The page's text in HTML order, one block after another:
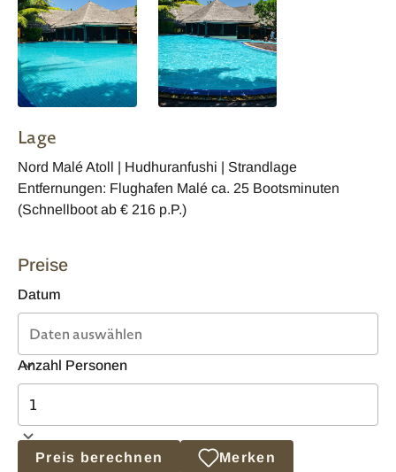
Lage
Nord Malé Atoll | Hudhuranfushi | Strandlage
Entfernungen: Flughafen Malé ca. 25 Bootsminuten
(Schnellboot ab € 216 p.P.)
Preise
Datum
Anzahl Personen
Preis berechnen Merken